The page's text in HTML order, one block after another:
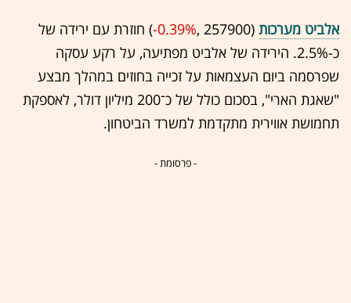
אלביט מערכות (257900 ,‎
-0.39%‏) חוזרת עם ירידה של
כ-2.5%. הירידה של אלביט מפתיעה, על רקע עסקה
שפרסמה ביום העצמאות על זכייה בחוזים במהלך מבצע
"שאגת הארי", בסכום כולל של כ־200 מיליון דולר, לאספקת
תחמושת אווירית מתקדמת למשרד הביטחון.
- פרסומת -